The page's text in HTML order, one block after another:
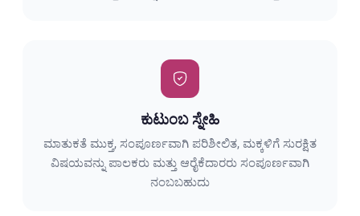
ಕುಟುಂಬ ಸ್ನೇಹಿ
ಮಾತುಕತೆ ಮುಕ್ತ, ಸಂಪೂರ್ಣವಾಗಿ ಪರಿಶೀಲಿತ, ಮಕ್ಕಳಿಗೆ ಸುರಕ್ಷಿತ
ವಿಷಯವನ್ನು ಪಾಲಕರು ಮತ್ತು ಆರೈಕೆದಾರರು ಸಂಪೂರ್ಣವಾಗಿ
ನಂಬಬಹುದು